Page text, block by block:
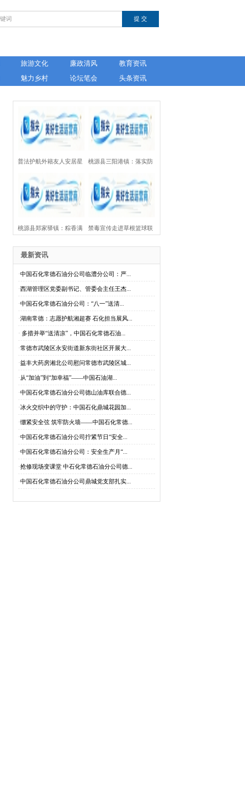
旅游文化 廉政清风
教育资讯
魅力乡村 论坛笔会 头条资讯
普法护航外籍友人安居星
城——湖南芙蓉律师事务
所开展涉外法律公益讲座
桃源县三阳港镇：落实防
溺水“四个一”设施，为157
处水域上紧“安全锁”
桃源县郑家驿镇：粽香满
古驿 楚韵闹端阳
禁毒宣传走进草根篮球联
造禁毒“移动课堂”
最新资讯
·中国石化常德石油分公司临澧分公司：严...
·西湖管理区党委副书记、管委会主任王杰...
·中国石化常德石油分公司：“八一”送清...
·湖南常德：志愿护航湘超赛 石化担当展风...
· 多措并举“送清凉”，中国石化常德石油...
·常德市武陵区永安街道新东街社区开展大...
·益丰大药房湘北公司慰问常德市武陵区城...
·从“加油”到“加幸福”——中国石油湖...
·中国石化常德石油分公司德山油库联合德...
·冰火交织中的守护：中国石化鼎城花园加...
·绷紧安全弦 筑牢防火墙——中国石化常德...
·中国石化常德石油分公司拧紧节日“安全...
·中国石化常德石油分公司：安全生产月“...
·抢修现场变课堂 中石化常德石油分公司德...
·中国石化常德石油分公司鼎城党支部扎实...